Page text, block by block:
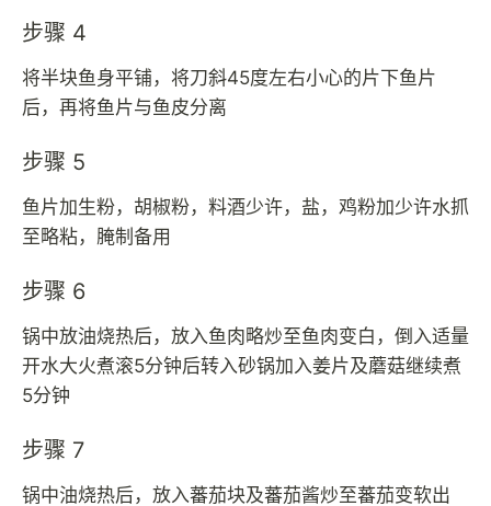
步骤 4
将半块鱼身平铺，将刀斜45度左右小心的片下鱼片
后，再将鱼片与鱼皮分离
步骤 5
鱼片加生粉，胡椒粉，料酒少许，盐，鸡粉加少许水抓
至略粘，腌制备用
步骤 6
锅中放油烧热后，放入鱼肉略炒至鱼肉变白，倒入适量
开水大火煮滚5分钟后转入砂锅加入姜片及蘑菇继续煮
5分钟
步骤 7
锅中油烧热后，放入蕃茄块及蕃茄酱炒至蕃茄变软出